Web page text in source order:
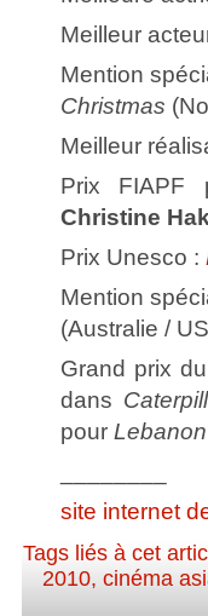
Meilleur
Mention
Christmas
Meilleur
Prix FIAPF
Christine
Prix Unesco :
Mention
(Australie /
Grand prix
dans
pour Lebanon
site internet
Tags liés à cet
2010, cinéma